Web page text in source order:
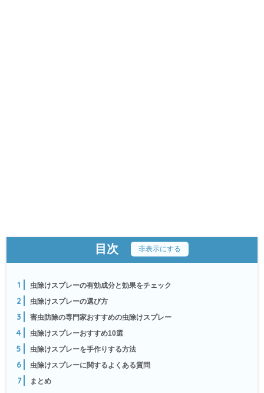
目次 非表示にする
1 虫除けスプレーの有効成分と効果をチェック
2 虫除けスプレーの選び方
3 害虫防除の専門家おすすめの虫除けスプレー
4 虫除けスプレーおすすめ10選
5 虫除けスプレーを手作りする方法
6 虫除けスプレーに関するよくある質問
7 まとめ